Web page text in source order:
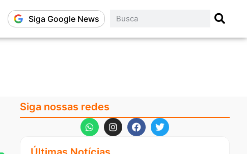
Siga Google News
Siga nossas redes